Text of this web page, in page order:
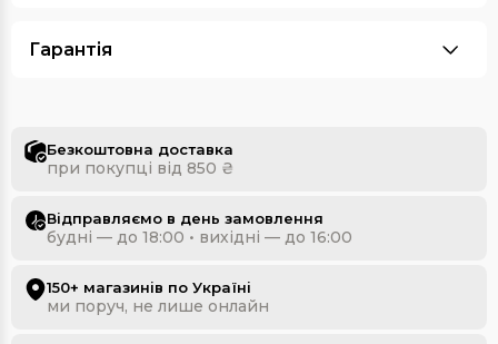
Гарантія
Безкоштовна доставка
при покупці від 850 ₴
Відправляємо в день замовлення
будні — до 18:00 • вихідні — до 16:00
150+ магазинів по Україні
ми поруч, не лише онлайн